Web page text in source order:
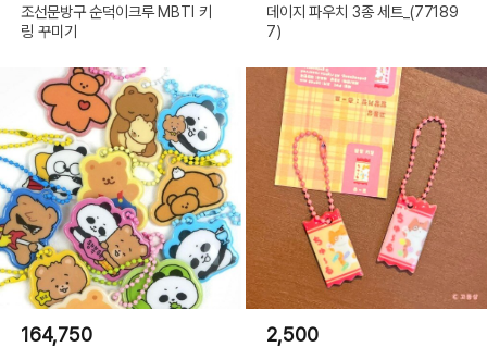
조선문방구 순덕이크루 MBTI 키
링 꾸미기
데이지 파우치 3종 세트_(77189
7)
164,750 2,500